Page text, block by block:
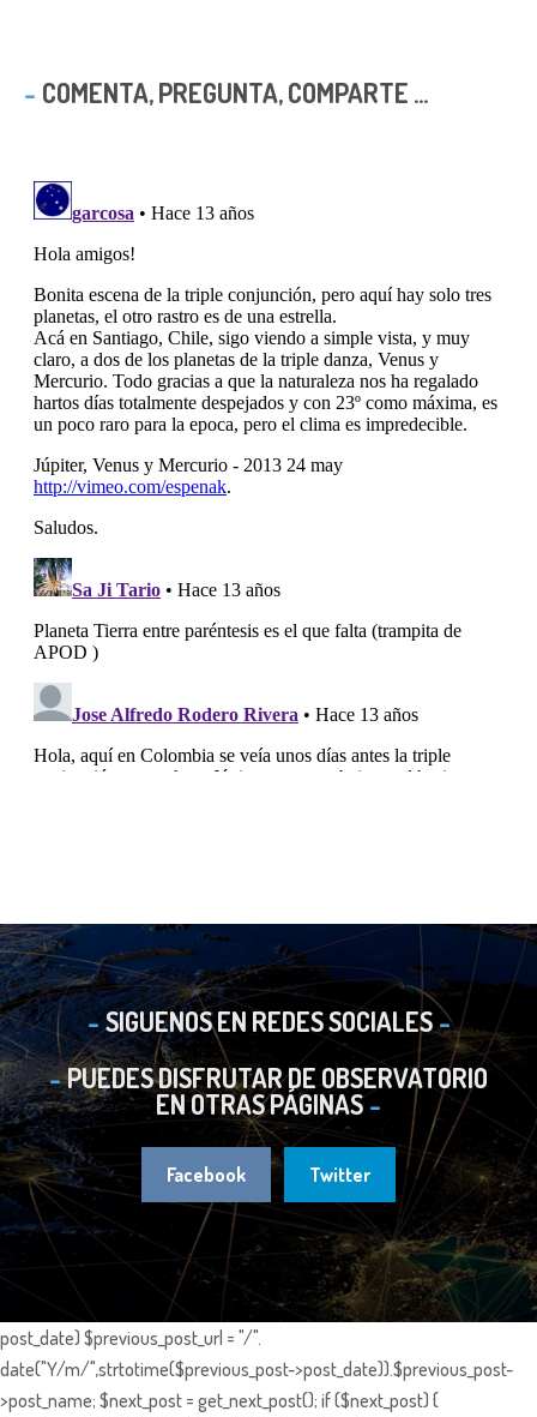
COMENTA, PREGUNTA, COMPARTE ...
SIGUENOS EN REDES SOCIALES
PUEDES DISFRUTAR DE OBSERVATORIO
EN OTRAS PÁGINAS
Facebook Twitter
post_date) $previous_post_url = "/".
date("Y/m/",strtotime($previous_post->post_date)).$previous_post-
>post_name; $next_post = get_next_post(); if ($next_post) {